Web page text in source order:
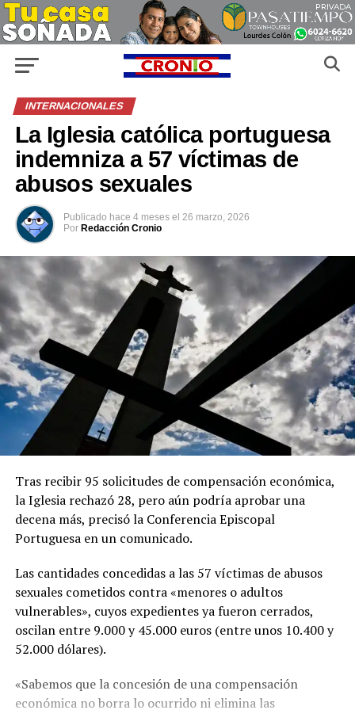
INTERNACIONALES
La Iglesia católica portuguesa
indemniza a 57 víctimas de
abusos sexuales
Publicado hace 4 meses el 26 marzo, 2026
Por Redacción Cronio
Tras recibir 95 solicitudes de compensación económica,
la Iglesia rechazó 28, pero aún podría aprobar una
decena más, precisó la Conferencia Episcopal
Portuguesa en un comunicado.
Las cantidades concedidas a las 57 víctimas de abusos
sexuales cometidos contra «menores o adultos
vulnerables», cuyos expedientes ya fueron cerrados,
oscilan entre 9.000 y 45.000 euros (entre unos 10.400 y
52.000 dólares).
«Sabemos que la concesión de una compensación
económica no borra lo ocurrido ni elimina las